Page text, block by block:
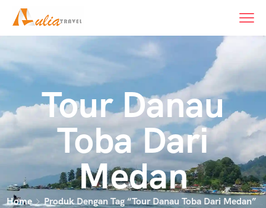
content
Tour Danau
Toba Dari
Medan
Home Produk Dengan Tag “tour Danau Toba Dari Medan”